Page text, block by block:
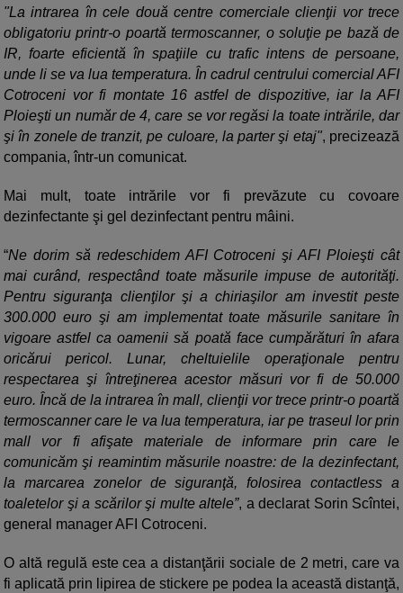
"La intrarea în cele două centre comerciale clienţii vor trece
obligatoriu printr-o poartă termoscanner, o soluţie pe bază de
IR, foarte eficientă în spaţiile cu trafic intens de persoane,
unde li se va lua temperatura. În cadrul centrului comercial AFI
Cotroceni vor fi montate 16 astfel de dispozitive, iar la AFI
Ploieşti un număr de 4, care se vor regăsi la toate intrările, dar
şi în zonele de tranzit, pe culoare, la parter şi etaj", precizează
compania, într-un comunicat.
Mai mult, toate intrările vor fi prevăzute cu covoare
dezinfectante şi gel dezinfectant pentru mâini.
“Ne dorim să redeschidem AFI Cotroceni şi AFI Ploieşti cât
mai curând, respectând toate măsurile impuse de autorităţi.
Pentru siguranţa clienţilor şi a chiriaşilor am investit peste
300.000 euro şi am implementat toate măsurile sanitare în
vigoare astfel ca oamenii să poată face cumpărături în afara
oricărui pericol. Lunar, cheltuielile operaţionale pentru
respectarea şi întreţinerea acestor măsuri vor fi de 50.000
euro. Încă de la intrarea în mall, clienţii vor trece printr-o poartă
termoscanner care le va lua temperatura, iar pe traseul lor prin
mall vor fi afişate materiale de informare prin care le
comunicăm şi reamintim măsurile noastre: de la dezinfectant,
la marcarea zonelor de siguranţă, folosirea contactless a
toaletelor şi a scărilor şi multe altele”, a declarat Sorin Scîntei,
general manager AFI Cotroceni.
O altă regulă este cea a distanţării sociale de 2 metri, care va
fi aplicată prin lipirea de stickere pe podea la această distanţă,